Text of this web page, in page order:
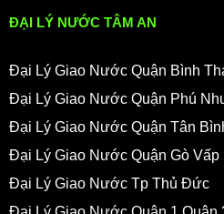
ĐẠI LÝ NƯỚC TÂM AN
Đại Lý Giao Nước Quận Bình
Đại Lý Giao Nước Quận Phú
Đại Lý Giao Nước Quận Tân
Đại Lý Giao Nước Quận Gò Vấp
Đại Lý Giao Nước Tp Thủ Đức